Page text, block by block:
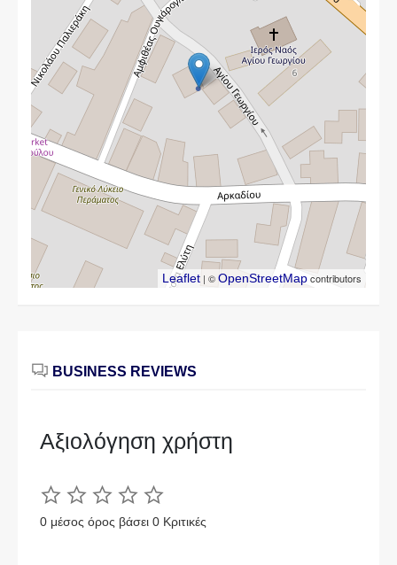
Leaflet | ©OpenStreetMapcontributors
BUSINESS REVIEWS
Αξιολόγηση χρήστη
0 μέσος όρος βάσει 0 Κριτικές